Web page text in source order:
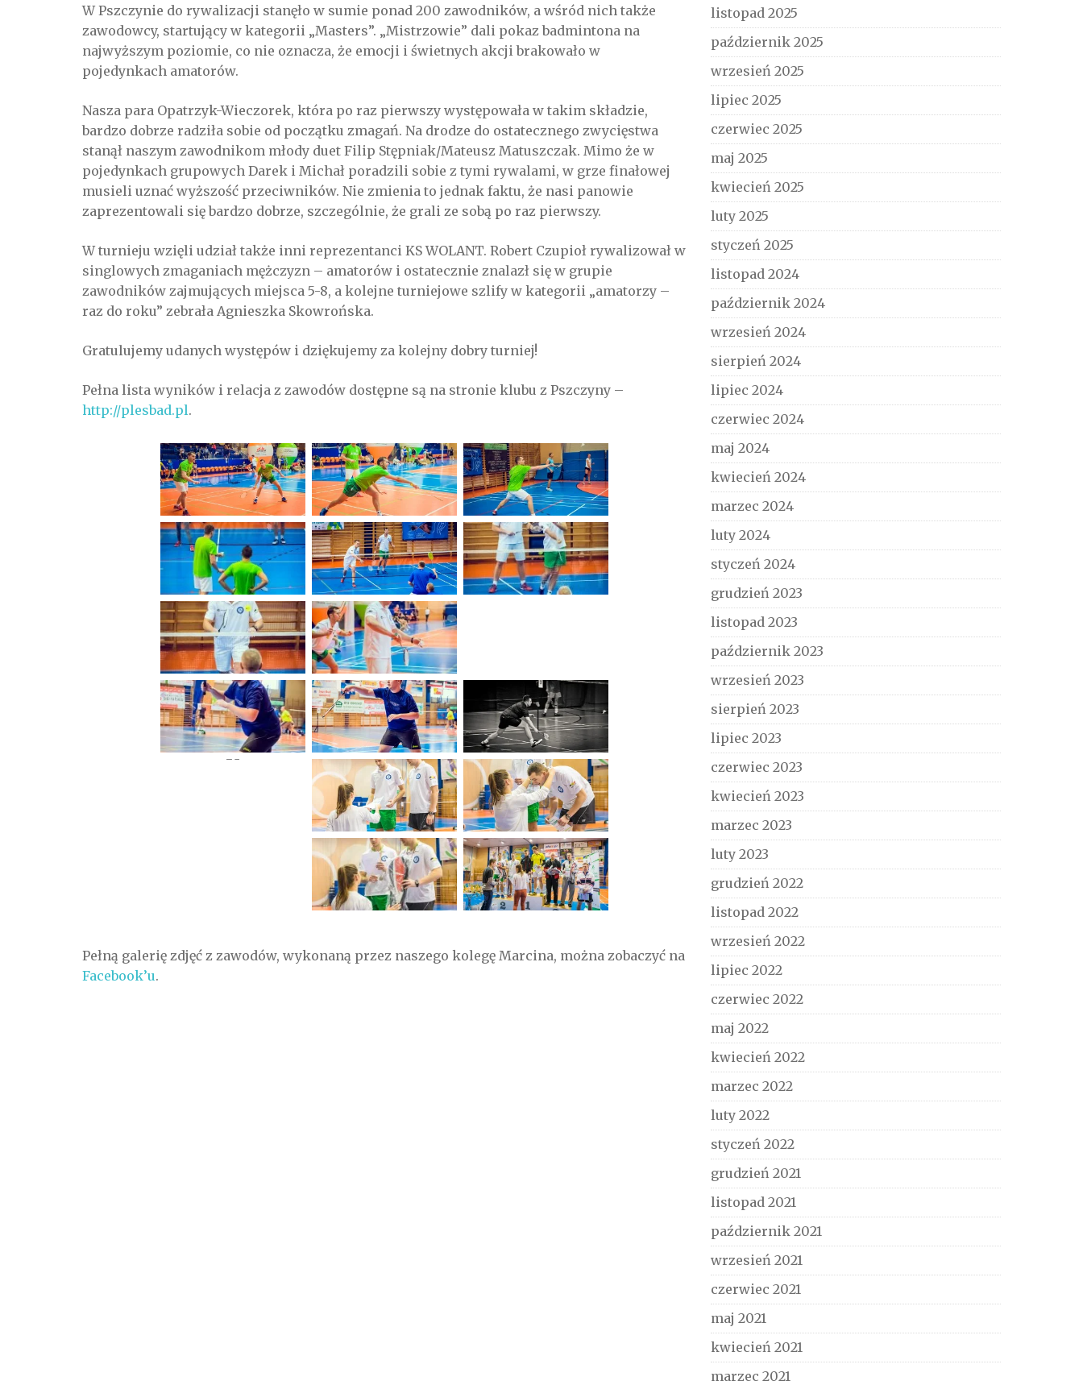
W Pszczynie do rywalizacji stanęło w sumie ponad 200 zawodników, a wśród nich także
zawodowcy, startujący w kategorii „Masters”. „Mistrzowie” dali pokaz badmintona na
najwyższym poziomie, co nie oznacza, że emocji i świetnych akcji brakowało w
pojedynkach amatorów.
Nasza para Opatrzyk-Wieczorek, która po raz pierwszy występowała w takim składzie,
bardzo dobrze radziła sobie od początku zmagań. Na drodze do ostatecznego zwycięstwa
stanął naszym zawodnikom młody duet Filip Stępniak/Mateusz Matuszczak. Mimo że w
pojedynkach grupowych Darek i Michał poradzili sobie z tymi rywalami, w grze finałowej
musieli uznać wyższość przeciwników. Nie zmienia to jednak faktu, że nasi panowie
zaprezentowali się bardzo dobrze, szczególnie, że grali ze sobą po raz pierwszy.
W turnieju wzięli udział także inni reprezentanci KS WOLANT. Robert Czupioł rywalizował w
singlowych zmaganiach mężczyzn – amatorów i ostatecznie znalazł się w grupie
zawodników zajmujących miejsca 5-8, a kolejne turniejowe szlify w kategorii „amatorzy –
raz do roku” zebrała Agnieszka Skowrońska.
Gratulujemy udanych występów i dziękujemy za kolejny dobry turniej!
Pełna lista wyników i relacja z zawodów dostępne są na stronie klubu z Pszczyny –
http://plesbad.pl.
Pełną galerię zdjęć z zawodów, wykonaną przez naszego kolegę Marcina, można zobaczyć na
Facebook’u.
listopad 2025
październik 2025
wrzesień 2025
lipiec 2025
czerwiec 2025
maj 2025
kwiecień 2025
luty 2025
styczeń 2025
listopad 2024
październik 2024
wrzesień 2024
sierpień 2024
lipiec 2024
czerwiec 2024
maj 2024
kwiecień 2024
marzec 2024
luty 2024
styczeń 2024
grudzień 2023
listopad 2023
październik 2023
wrzesień 2023
sierpień 2023
lipiec 2023
czerwiec 2023
kwiecień 2023
marzec 2023
luty 2023
grudzień 2022
listopad 2022
wrzesień 2022
lipiec 2022
czerwiec 2022
maj 2022
kwiecień 2022
marzec 2022
luty 2022
styczeń 2022
grudzień 2021
listopad 2021
październik 2021
wrzesień 2021
czerwiec 2021
maj 2021
kwiecień 2021
marzec 2021